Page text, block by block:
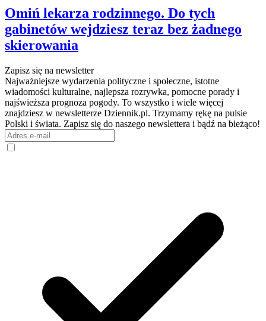
Omiń lekarza rodzinnego. Do tych
gabinetów wejdziesz teraz bez żadnego
skierowania
Zapisz się na newsletter
Najważniejsze wydarzenia polityczne i społeczne, istotne
wiadomości kulturalne, najlepsza rozrywka, pomocne porady i
najświeższa prognoza pogody. To wszystko i wiele więcej
znajdziesz w newsletterze Dziennik.pl. Trzymamy rękę na pulsie
Polski i świata. Zapisz się do naszego newslettera i bądź na bieżąco!